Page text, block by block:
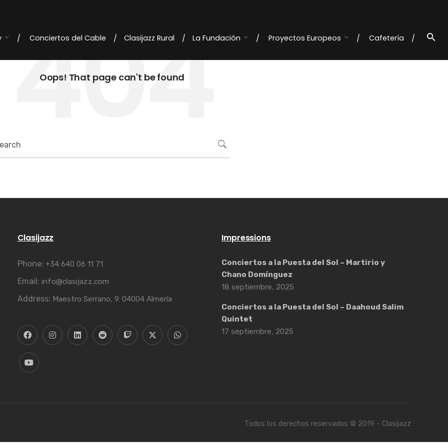
Conciertos del Cable Clasijazz Rural La Fundación Proyectos Europeos
Cafetería
404
Oops! That page can't be found
Clasijazz
Phone: +34 640 06 11 71
Email: info@clasijazz.com
Address: Maestro Serrano, 9. 04004 Almería
Impressions
Conciertos a la Puesta del Sol – Martirio y
Chano Domínguez
18 septiembre, 2025
Conciertos a la Puesta del Sol – Daahoud Salim
Quintet
17 septiembre, 2025
Todos los derechos reservados © 2019 - Clasijazz